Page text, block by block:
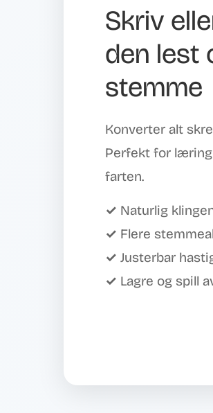
Skriv
den lest
stemme
Konverter alt
Perfekt for
farten.
✓ Naturlig
✓ Flere
✓ Justerbar
✓ Lagre og spill